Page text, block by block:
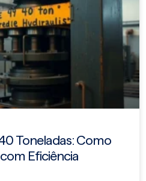
Toneladas: Como
Eficiência